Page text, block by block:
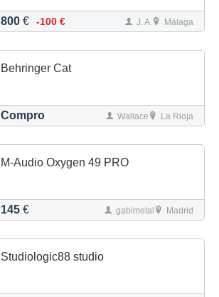
800 € -100 € J. A. Málaga
Behringer Cat
Compro Wallace La Rioja
M-Audio Oxygen 49 PRO
145 € gabimetal Madrid
Studiologic88 studio